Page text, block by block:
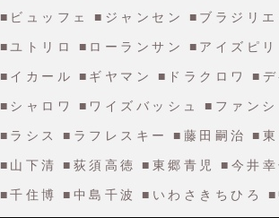
■ビュッフェ ■ジャンセン ■ブラジリエ
■ユトリロ ■ローランサン ■アイズピリ
■イカール ■ギヤマン ■ドラクロワ ■
■シャロワ ■ワイズバッシュ ■ファン
■ラシス ■ラフレスキー ■藤田嗣治 ■
■山下清 ■荻須高徳 ■東郷青児 ■今井
■千住博 ■中島千波 ■いわさきちひろ